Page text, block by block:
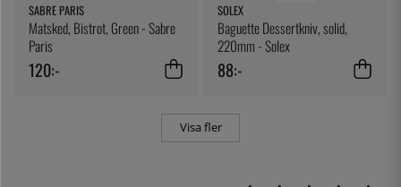
SABRE PARIS
Matsked, Bistrot, Green - Sabre
Paris
120:-
SOLEX
Baguette Dessertkniv, solid,
220mm - Solex
88:-
Visa fler